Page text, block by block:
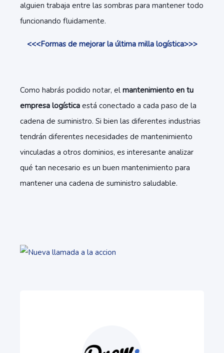
alguien trabaja entre las sombras para mantener todo
funcionando fluidamente.
<<<Formas de mejorar la última milla logística>>>
Como habrás podido notar, el mantenimiento en tu
empresa logística está conectado a cada paso de la
cadena de suministro. Si bien las diferentes industrias
tendrán diferentes necesidades de mantenimiento
vinculadas a otros dominios, es interesante analizar
qué tan necesario es un buen mantenimiento para
mantener una cadena de suministro saludable.